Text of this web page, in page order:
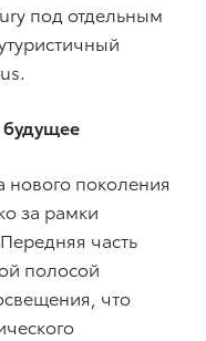
под отдельным
нового поколения
за рамки
часть
полосой
что